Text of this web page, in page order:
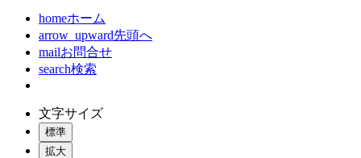
homeホーム
arrow_upward先頭へ
mailお問合せ
search検索
文字サイズ
標準
拡大